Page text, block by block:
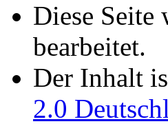
Diese
bearbeitet.
Der Inhalt
2.0